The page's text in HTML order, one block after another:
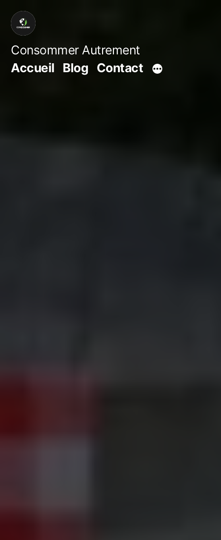
Aller
contenu
Consommer Autrement
Accueil Blog Contact